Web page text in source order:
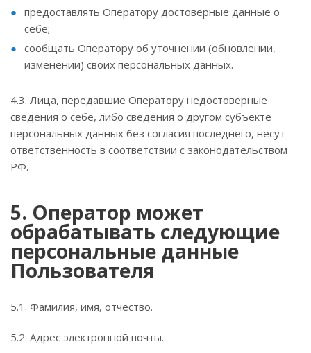
предоставлять Оператору достоверные данные о
себе;
сообщать Оператору об уточнении (обновлении,
изменении) своих персональных данных.
4.3. Лица, передавшие Оператору недостоверные
сведения о себе, либо сведения о другом субъекте
персональных данных без согласия последнего, несут
ответственность в соответствии с законодательством
РФ.
5. Оператор может
обрабатывать следующие
персональные данные
Пользователя
5.1. Фамилия, имя, отчество.
5.2. Адрес электронной почты.